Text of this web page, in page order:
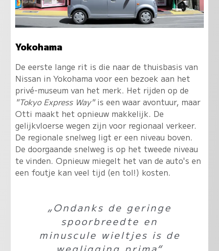
Yokohama
De eerste lange rit is die naar de thuisbasis van
Nissan in Yokohama voor een bezoek aan het
privé-museum van het merk. Het rijden op de
"Tokyo Express Way"is een waar avontuur, maar
Otti maakt het opnieuw makkelijk. De
gelijkvloerse wegen zijn voor regionaal verkeer.
De regionale snelweg ligt er een niveau boven.
De doorgaande snelweg is op het tweede niveau
te vinden. Opnieuw miegelt het van de auto's en
een foutje kan veel tijd (en tol!) kosten.
„Ondanks de geringe
spoorbreedte en
minuscule wieltjes is de